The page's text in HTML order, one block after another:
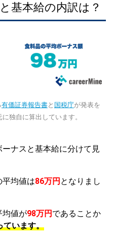
基本給の内訳は？
有価証券報告書と 国税庁が発表を
に独自に算出しています。
ナスと基本給に分けて見
平均値は86万円 となりまし
均値が98万円 であることか
ています。